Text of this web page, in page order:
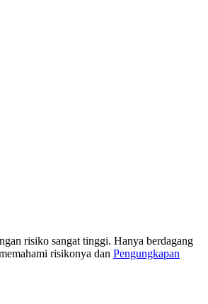
risiko sangat tinggi. Hanya berdagang
risikonya dan Pengungkapan